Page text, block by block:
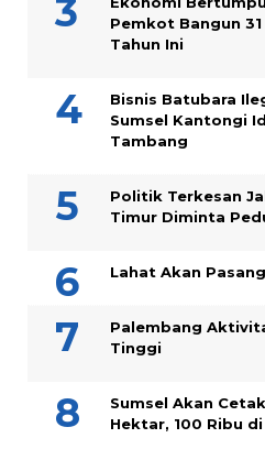
Pemkot Bangun
Tahun Ini
Bisnis Batubara
Sumsel Kantongi
Tambang
Politik Terkesan
Timur Diminta
Lahat Akan
Palembang
Tinggi
Sumsel Akan
Hektar, 100 Ribu